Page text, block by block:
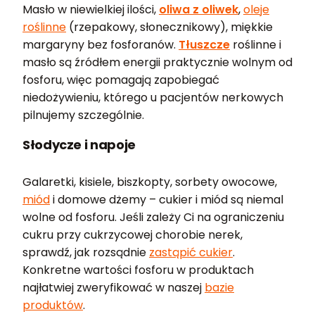
Masło w niewielkiej ilości, oliwa z oliwek,oleje
roślinne (rzepakowy, słonecznikowy), miękkie
margaryny bez fosforanów. Tłuszcze roślinne i
masło są źródłem energii praktycznie wolnym od
fosforu, więc pomagają zapobiegać
niedożywieniu, którego u pacjentów nerkowych
pilnujemy szczególnie.
Słodycze i napoje
Galaretki, kisiele, biszkopty, sorbety owocowe,
miódi domowe dżemy – cukier i miód są niemal
wolne od fosforu. Jeśli zależy Ci na ograniczeniu
cukru przy cukrzycowej chorobie nerek,
sprawdź, jak rozsądnie zastąpić cukier.
Konkretne wartości fosforu w produktach
najłatwiej zweryfikować w naszej bazie
produktów.